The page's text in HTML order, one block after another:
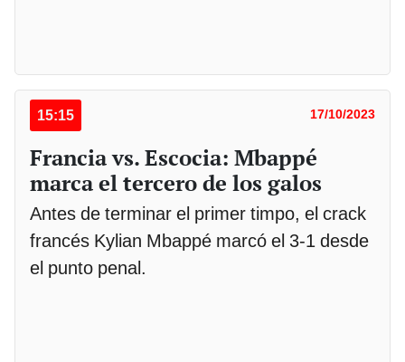
15:15 17/10/2023
Francia vs. Escocia: Mbappé
marca el tercero de los galos
Antes de terminar el primer timpo, el crack
francés Kylian Mbappé marcó el 3-1 desde
el punto penal.